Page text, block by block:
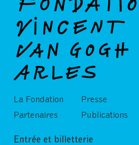
La Fondation
Partenaires
Presse
Publications
Entrée et billetterie